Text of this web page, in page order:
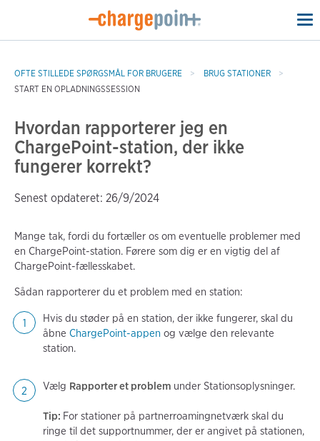
OFTE STILLEDE SPØRGSMÅL FOR BRUGERE
BRUG STATIONER
START EN OPLADNINGSSESSION
Hvordan rapporterer jeg en
ChargePoint-station, der ikke
fungerer korrekt?
Senest opdateret: 26/9/2024
Mange tak, fordi du fortæller os om eventuelle problemer med
en ChargePoint-station. Førere som dig er en vigtig del af
ChargePoint-fællesskabet.
Sådan rapporterer du et problem med en station:
Hvis du støder på en station, der ikke fungerer, skal du
åbne ChargePoint-appen og vælge den relevante
station.
Vælg Rapporter et problem under Stationsoplysninger.
Tip: For stationer på partnerroamingnetværk skal du
ringe til det supportnummer, der er angivet på stationen,